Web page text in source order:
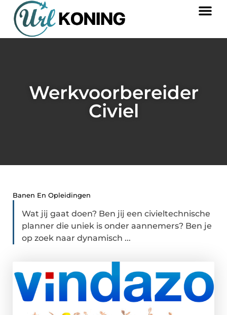
Werkvoorbereider
Civiel
Banen En Opleidingen
Wat jij gaat doen? Ben jij een civieltechnische
planner die uniek is onder aannemers? Ben je
op zoek naar dynamisch ...